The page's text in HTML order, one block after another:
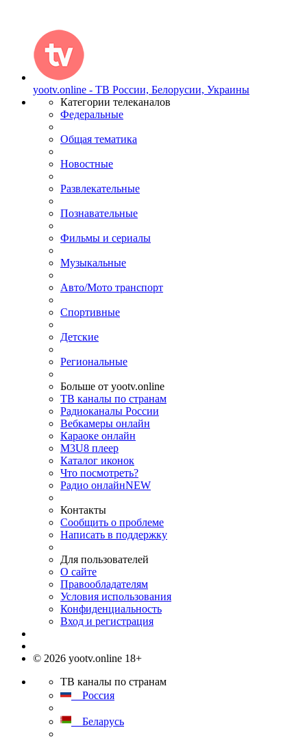
yootv.online - ТВ России, Белорусии, Украины
Категории телеканалов
Федеральные
Общая тематика
Новостные
Развлекательные
Познавательные
Фильмы и сериалы
Музыкальные
Авто/Мото транспорт
Спортивные
Детские
Региональные
Больше от yootv.online
ТВ каналы по странам
Радиоканалы России
Вебкамеры онлайн
Караоке онлайн
M3U8 плеер
Каталог иконок
Что посмотреть?
Радио онлайнNEW
Контакты
Сообщить о проблеме
Написать в поддержку
Для пользователей
О сайте
Правообладателям
Условия использования
Конфиденциальность
Вход и регистрация
© 2026 yootv.online 18+
ТВ каналы по странам
Россия
Беларусь